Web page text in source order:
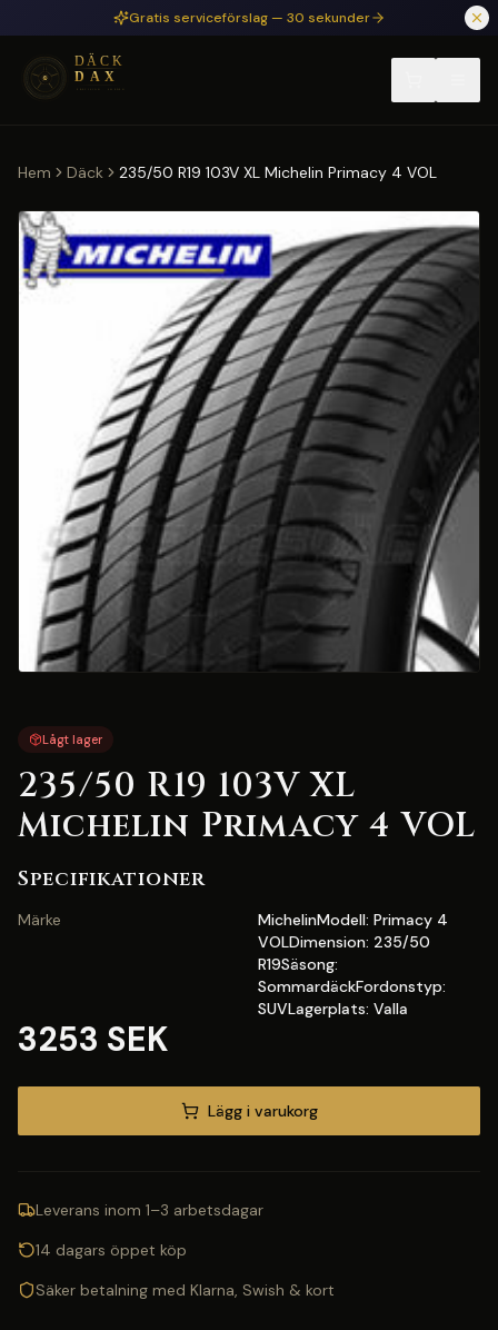
Hoppa till huvudinnehållGratis serviceförslag — 30 sekunder
Hem Däck 235/50 R19 103V XL Michelin Primacy 4 VOL
Lågt lager
235/50 R19 103V XL
Michelin Primacy 4 VOL
Specifikationer
Märke
MichelinModell: Primacy 4
VOLDimension: 235/50
R19Säsong:
SommardäckFordonstyp:
SUVLagerplats: Valla
3253 SEK
Lägg i varukorg
Leverans inom 1–3 arbetsdagar
14 dagars öppet köp
Säker betalning med Klarna, Swish & kort